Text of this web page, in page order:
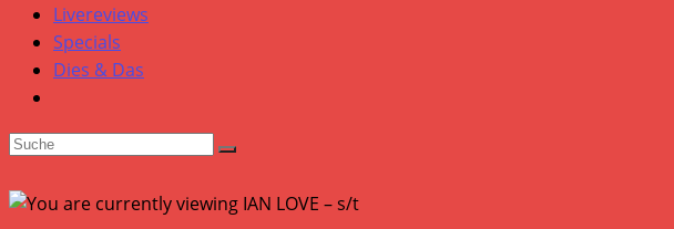
Livereviews
Specials
Dies & Das